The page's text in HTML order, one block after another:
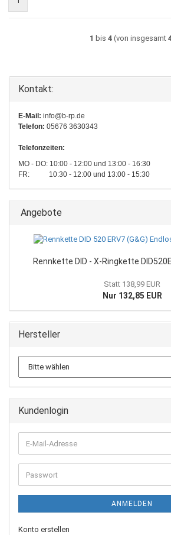
1 bis 4(von insgesamt
Kontakt:
E-Mail: info@b-rp.de
Telefon: 05676 3630343
Telefonzeiten:
MO - DO: 10:00 - 12:00 und 13:00 - 16:30
FR: 10:30 - 12:00 und 13:00 - 15:30
Angebote
Rennkette DID - X-Ringkette
Statt 138,99 EUR
Nur 132,85 EUR
Hersteller
Kundenlogin
E-
Mail-
Adresse
Passwort
ANMELDEN
Konto erstellen